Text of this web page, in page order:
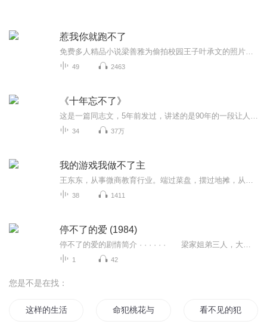
惹我你就跑不了
49 2463
《十年忘不了》
34 37万
我的游戏我做不了主
38 1411
停不了的爱 (1984)
1 42
您是不是在找：
这样的生活未免过于完美命犯桃花与剑 看不见的犯人